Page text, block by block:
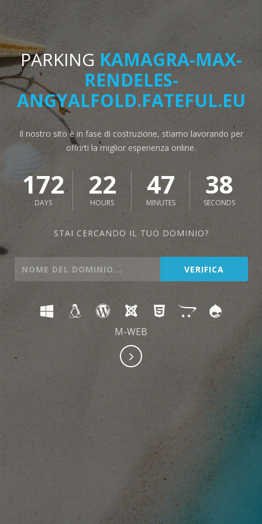
PARKINGKAMAGRA-MAX-
RENDELES-
ANGYALFOLD.FATEFUL.EU
Il nostro sito è in fase di costruzione, stiamo lavorando per
offrirti la miglior esperienza online.
172
DAYS
22
HOURS
47
MINUTES
38
SECONDS
STAI CERCANDO IL TUO DOMINIO?
M-WEB